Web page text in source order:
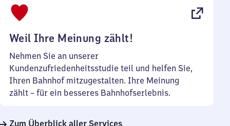
Weil Ihre Meinung zählt!
Nehmen Sie an unserer
Kundenzufriedenheitsstudie teil und helfen Sie,
Ihren Bahnhof mitzugestalten. Ihre Meinung
zählt – für ein besseres Bahnhofserlebnis.
Zum Überblick aller Services